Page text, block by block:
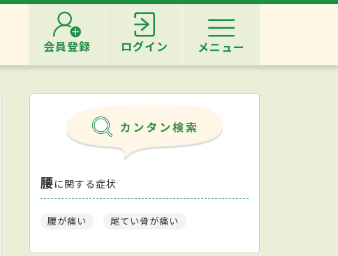
会員登録 ログイン メニュー
腰に関する症状
腰が痛い 尾てい骨が痛い